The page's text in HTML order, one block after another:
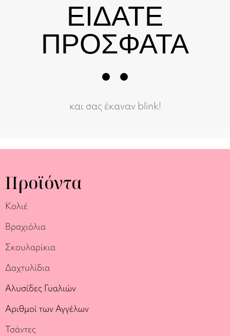
ΕΙΔΑΤΕ
ΠΡΟΣΦΑΤΑ
και σας έκαναν blink!
Προϊόντα
Κολιέ
Βραχιόλια
Σκουλαρίκια
Δαχτυλίδια
Αλυσίδες Γυαλιών
Αριθμοί των Αγγέλων
Τσάντες